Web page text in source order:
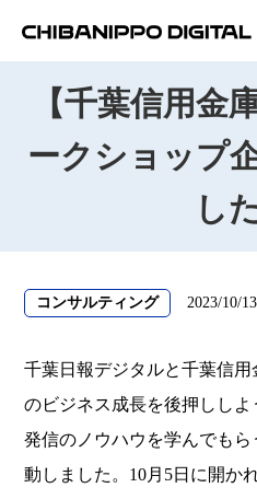
【千葉信用金
ークショップ
し
コンサルティング 2023/10/13
千葉日報デジタルと千葉信
のビジネス成長を後押しし
発信のノウハウを学んでも
動しました。10月5日に開か